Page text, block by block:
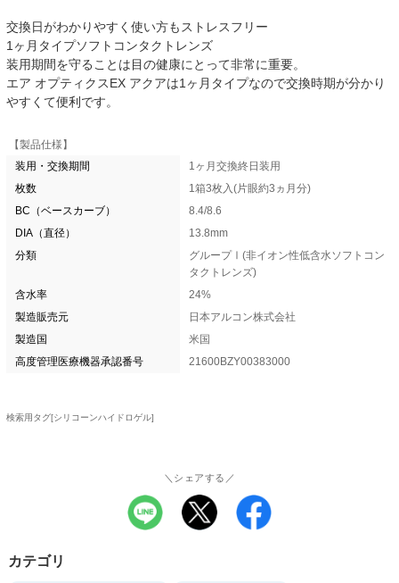
交換日がわかりやすく使い方もストレスフリー
1ヶ月タイプソフトコンタクトレンズ
装用期間を守ることは目の健康にとって非常に重要。
エア オプティクスEX アクアは1ヶ月タイプなので交換時期が分かり
やすくて便利です。
【製品仕様】
装用・交換期間
1ヶ月交換終日装用
枚数
1箱3枚入(片眼約3ヵ月分)
BC（ベースカーブ）
8.4/8.6
DIA（直径）
13.8mm
分類
グループⅠ(非イオン性低含水ソフトコン
タクトレンズ)
含水率
24%
製造販売元
日本アルコン株式会社
製造国
米国
高度管理医療機器承認番号
21600BZY00383000
検索用タグ[シリコーンハイドロゲル]
＼シェアする／
カテゴリ